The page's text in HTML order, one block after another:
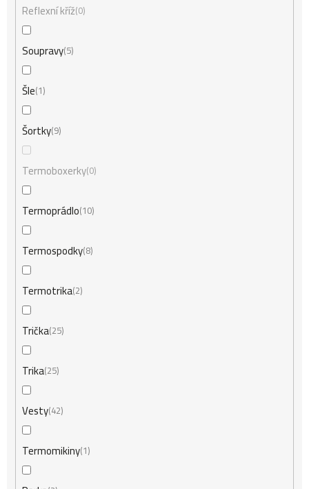
Reflexní kříž 0
Soupravy 5
Šle 1
Šortky 9
Termoboxerky 0
Termoprádlo 10
Termospodky 8
Termotrika 2
Trička 25
Trika 25
Vesty 42
Termomikiny 1